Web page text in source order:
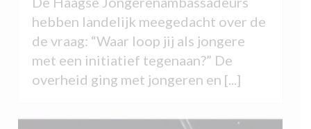
hebben landelijk meegedacht over de
de vraag: “Waar loop jij als jongere
met een initiatief tegenaan?” De
overheid ging met jongeren en [...]